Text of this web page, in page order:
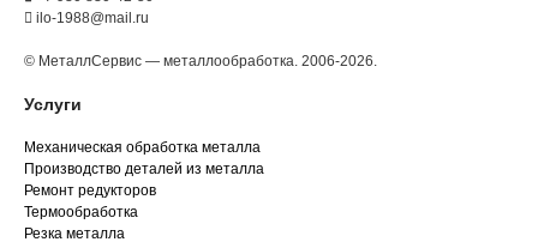
ilo-1988@mail.ru
© МеталлСервис — металлообработка. 2006-2026.
Услуги
Механическая обработка металла
Производство деталей из металла
Ремонт редукторов
Термообработка
Резка металла